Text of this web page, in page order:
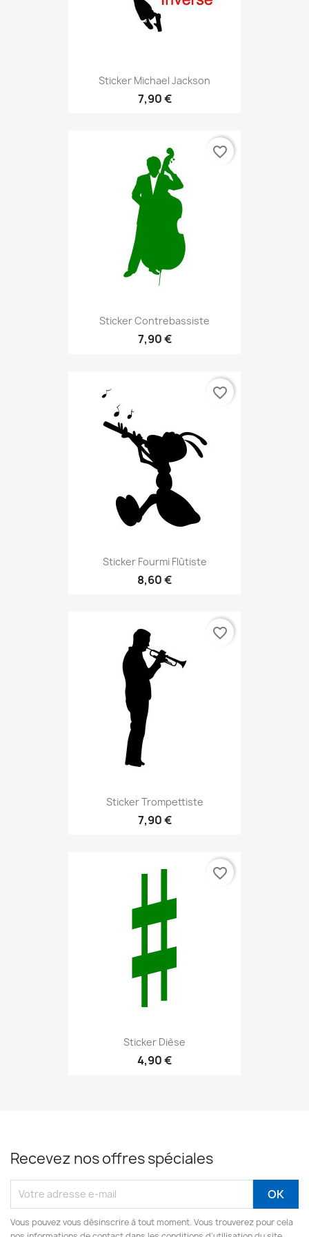
Sticker Michael Jackson
7,90 €
Sticker Contrebassiste
7,90 €
favorite_border
Sticker Fourmi Flûtiste
8,60 €
favorite_border
Sticker Trompettiste
7,90 €
favorite_border
Sticker Dièse
4,90 €
favorite_border
Recevez nos offres spéciales
Vous pouvez vous désinscrire à tout moment. Vous trouverez pour cela